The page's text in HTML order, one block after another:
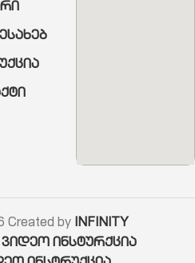
Created by INFINITY
ინსტურქცია